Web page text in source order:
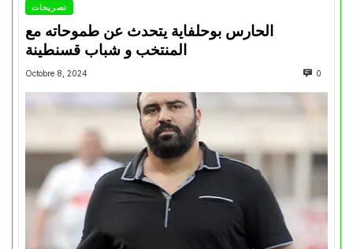
تصريحات
الحارس بوحلفاية يتحدث عن طموحاته مع
المنتخب و شباب قسنطينة
Octobre 8, 2024 0